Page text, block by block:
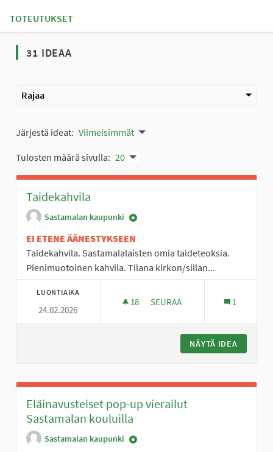
TOTEUTUKSET
31 IDEAA
Rajaa
Järjestä ideat: Viimeisimmät
Tulosten määrä sivulla: 20
Taidekahvila
Sastamalan kaupunki
EI ETENE ÄÄNESTYKSEEN
Taidekahvila. Sastamalalaisten omia taideteoksia.
Pienimuotoinen kahvila. Tilana kirkon/sillan...
LUONTIAIKA
24.02.2026
18 18 SEURAAJAA
SEURAA 1
NÄYTÄ IDEA
Eläinavusteiset pop-up vierailut
Sastamalan kouluilla
Sastamalan kaupunki